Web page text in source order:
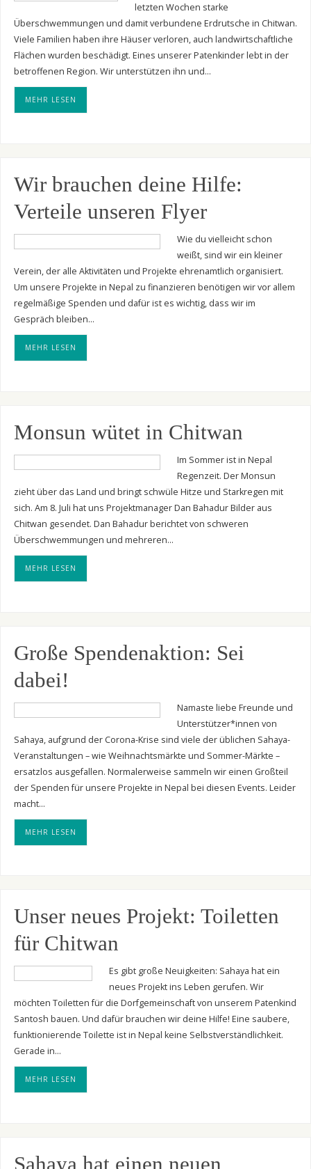
letzten Wochen starke
Überschwemmungen und damit verbundene Erdrutsche in Chitwan.
Viele Familien haben ihre Häuser verloren, auch landwirtschaftliche
Flächen wurden beschädigt. Eines unserer Patenkinder lebt in der
betroffenen Region. Wir unterstützen ihn und…
MEHR LESEN
Wir brauchen deine Hilfe:
Verteile unseren Flyer
Wie du vielleicht schon
weißt, sind wir ein kleiner
Verein, der alle Aktivitäten und Projekte ehrenamtlich organisiert.
Um unsere Projekte in Nepal zu finanzieren benötigen wir vor allem
regelmäßige Spenden und dafür ist es wichtig, dass wir im
Gespräch bleiben…
MEHR LESEN
Monsun wütet in Chitwan
Im Sommer ist in Nepal
Regenzeit. Der Monsun
zieht über das Land und bringt schwüle Hitze und Starkregen mit
sich. Am 8. Juli hat uns Projektmanager Dan Bahadur Bilder aus
Chitwan gesendet. Dan Bahadur berichtet von schweren
Überschwemmungen und mehreren…
MEHR LESEN
Große Spendenaktion: Sei
dabei!
Namaste liebe Freunde und
Unterstützer*innen von
Sahaya, aufgrund der Corona-Krise sind viele der üblichen Sahaya-
Veranstaltungen – wie Weihnachtsmärkte und Sommer-Märkte –
ersatzlos ausgefallen. Normalerweise sammeln wir einen Großteil
der Spenden für unsere Projekte in Nepal bei diesen Events. Leider
macht…
MEHR LESEN
Unser neues Projekt: Toiletten
für Chitwan
Es gibt große Neuigkeiten: Sahaya hat ein
neues Projekt ins Leben gerufen. Wir
möchten Toiletten für die Dorfgemeinschaft von unserem Patenkind
Santosh bauen. Und dafür brauchen wir deine Hilfe! Eine saubere,
funktionierende Toilette ist in Nepal keine Selbstverständlichkeit.
Gerade in…
MEHR LESEN
Sahaya hat einen neuen